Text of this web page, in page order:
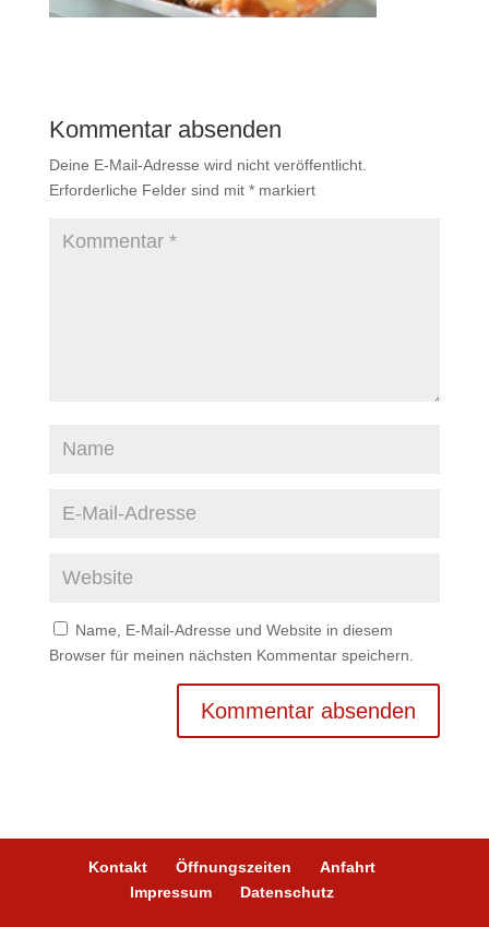
Kommentar absenden
Deine E-Mail-Adresse wird nicht veröffentlicht.
Erforderliche Felder sind mit *markiert
Name, E-Mail-Adresse und Website in diesem
Browser für meinen nächsten Kommentar speichern.
Kontakt Öffnungszeiten
Anfahrt
Impressum
Datenschutz